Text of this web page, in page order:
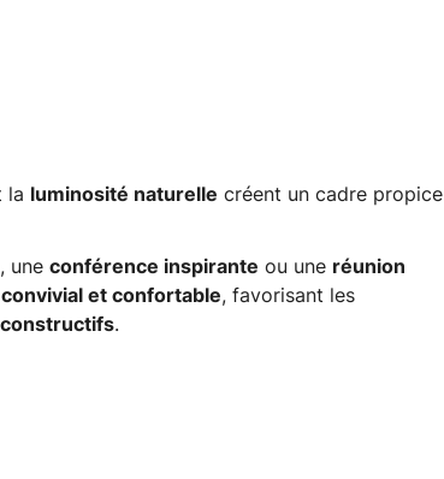
la luminosité naturelle créent un cadre propice
, uneconférence inspirante ou une réunion
et confortable, favorisant les
.